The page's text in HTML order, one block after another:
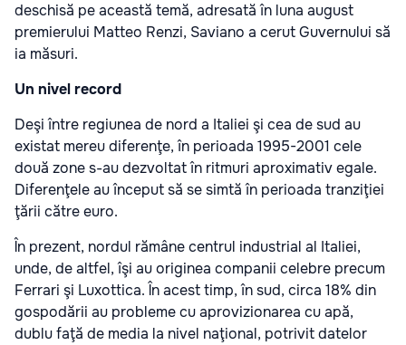
deschisă pe această temă, adresată în luna august
premierului Matteo Renzi, Saviano a cerut Guvernului să
ia măsuri.
Un nivel record
Deşi între regiunea de nord a Italiei şi cea de sud au
existat mereu diferenţe, în perioada 1995-2001 cele
două zone s-au dezvoltat în ritmuri aproximativ egale.
Diferenţele au început să se simtă în perioada tranziţiei
ţării către euro.
În prezent, nordul rămâne centrul industrial al Italiei,
unde, de altfel, îşi au originea companii celebre precum
Ferrari şi Luxottica. În acest timp, în sud, circa 18% din
gospodării au probleme cu aprovizionarea cu apă,
dublu faţă de media la nivel naţional, potrivit datelor